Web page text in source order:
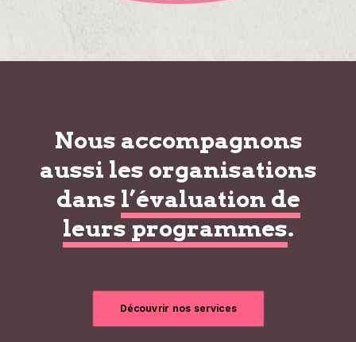
Nous accompagnons
aussi les organisations
dans l’évaluation de
leurs programmes.
Découvrir nos services